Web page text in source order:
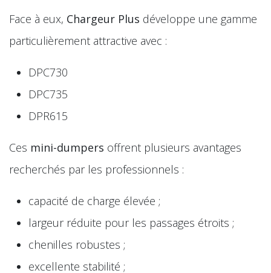
Face à eux, Chargeur Plus développe une gamme
particulièrement attractive avec :
DPC730
DPC735
DPR615
Ces mini-dumpers offrent plusieurs avantages
recherchés par les professionnels :
capacité de charge élevée ;
largeur réduite pour les passages étroits ;
chenilles robustes ;
excellente stabilité ;